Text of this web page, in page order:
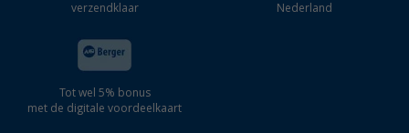
verzendklaar
Nederland
Tot wel 5% bonus
met de digitale voordeelkaart